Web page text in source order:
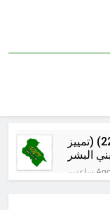
خطب صلاة الجمعة (ح 22) (تمييز
ساعتين Ago